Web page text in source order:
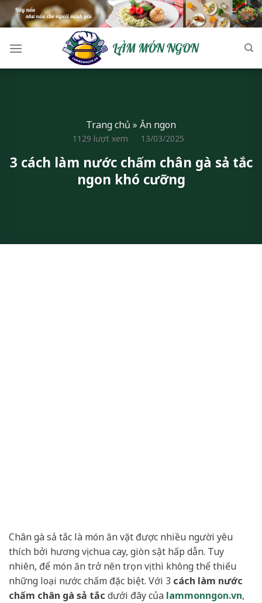
Skip
to
Trang chủ » Ăn ngon
1129 lượt xem 13/03/2025
3 cách làm nước chấm chân gà sả tắc
ngon khó cưỡng
Chân gà sả tắc là món ăn vặt được nhiều người yêu
thích bởi hương vị chua cay, giòn sật hấp dẫn. Tuy
nhiên, để món ăn trở nên trọn vị thì không thể thiếu
những loại nước chấm đặc biệt. Với 3 cách làm nước
chấm chân gà sả tắc dưới đây của lammonngon.vn,